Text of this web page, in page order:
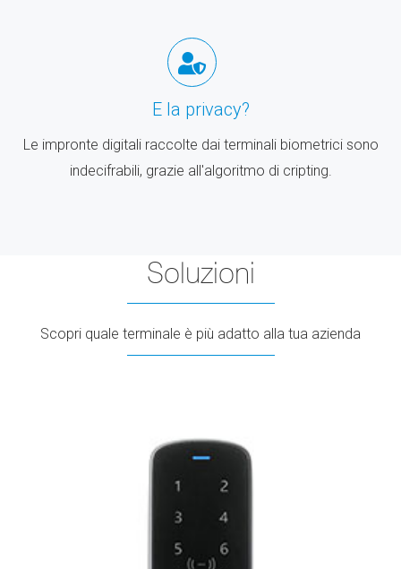
E la privacy?
Le impronte digitali raccolte dai terminali biometrici sono
indecifrabili, grazie all'algoritmo di cripting.
Soluzioni
Scopri quale terminale è più adatto alla tua azienda